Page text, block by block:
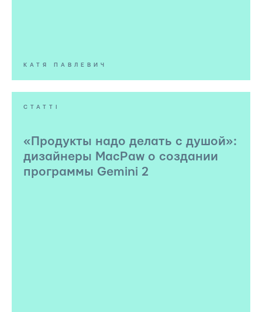
КАТЯ ПАВЛЕВИЧ
СТАТТІ
«Продукты надо делать с душой»:
дизайнеры MacPaw о создании
программы Gemini 2